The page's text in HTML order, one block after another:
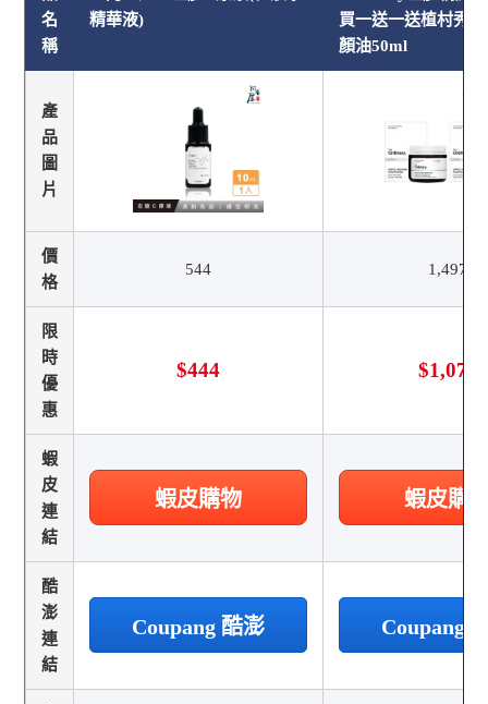
名
稱
精華液)
買一送一送植村秀
顏油50ml
產
品
圖
片
價
格
544 1,497
限
時
優
惠
$444 $1,078
蝦
皮
連
結
蝦皮購物 蝦皮購
酷
澎
連
結
Coupang 酷澎 Coupang